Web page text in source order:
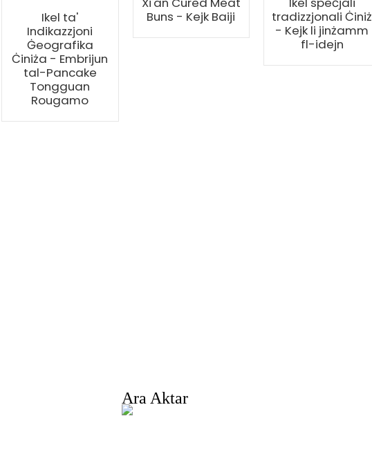
Ikel ta'
Indikazzjoni
Ġeografika
Ċiniża - Embrijun
tal-Pancake
Tongguan
Rougamo
Buns - Kejk Baiji
tradizzjonali Ċiniż
- Kejk li jinżamm
fl-idejn
Ara Aktar